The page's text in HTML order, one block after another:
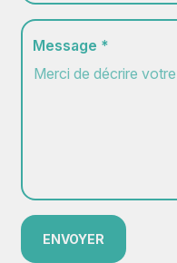
Message *
ENVOYER